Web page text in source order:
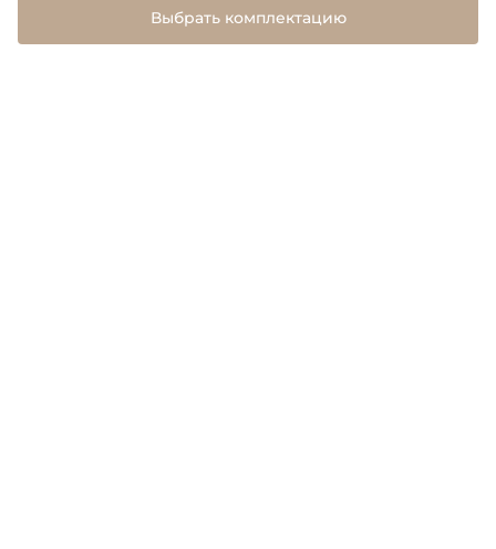
Выбрать комплектацию